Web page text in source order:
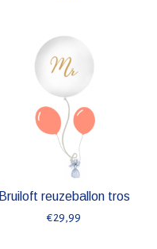
Bruiloft reuzeballon tros
€29,99